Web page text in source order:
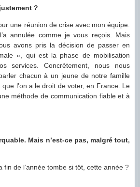
?
une réunion de crise avec mon équipe.
annulée comme je vous reçois. Mais
avons pris la décision de passer en
», qui est la phase de mobilisation
services. Concrètement, nous nous
chacun à un jeune de notre famille
que l’on a le droit de voter, en France. Le
méthode de communication fiable et à
Mais n’est-ce pas, malgré tout,
fin de l’année tombe si tôt, cette année ?